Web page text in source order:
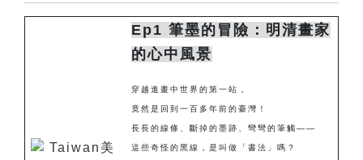
Ep1 筆墨的冒險：明清畫家
的心中風景
穿越進畫中世界的第一站，
竟然是回到一百多年前的臺灣！
長長的線條、斷掉的墨跡、彎彎的筆觸——
這些奇怪的黑線，是叫做「書法」嗎？